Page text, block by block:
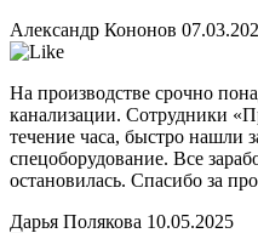
Александр Кононов
На производстве срочно
канализации. Сотрудники
течение часа, быстро нашли
спецоборудование. Все
остановилась. Спасибо за
Дарья Полякова 10.05.2025